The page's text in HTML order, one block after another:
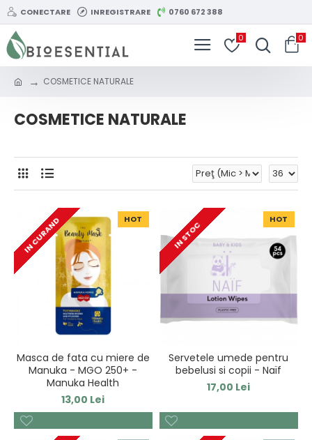
CONECTARE INREGISTRARE 0760 672 388
0 0
COSMETICE NATURALE
COSMETICE NATURALE
HOT
IN CURAND
Masca de fata cu miere de
Manuka - MGO 250+ -
Manuka Health
13,00 Lei
HOT
IN STOC
Servetele umede pentru
bebelusi si copii - Naïf
17,00 Lei